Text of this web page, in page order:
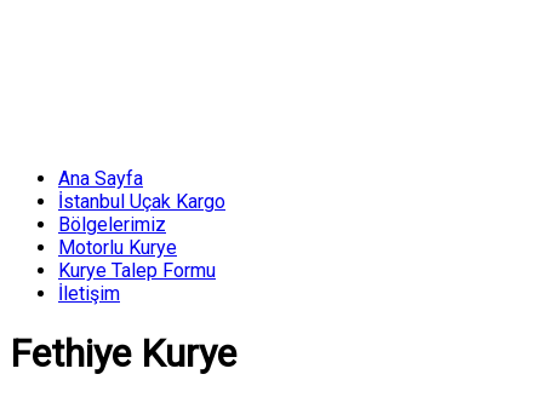
Emir
Kurye
0532
680
27
Menü
Ana Sayfa
İstanbul Uçak Kargo
Bölgelerimiz
Motorlu Kurye
Kurye Talep Formu
İletişim
Fethiye Kurye